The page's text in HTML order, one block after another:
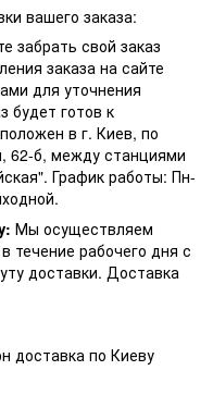
вашего заказа:
забрать свой заказ
заказа на сайте
для уточнения
будет готов к
в г. Киев, по
62-б, между станциями
График работы: Пн-
Мы осуществляем
течение рабочего дня с
доставки. Доставка
доставка по Киеву